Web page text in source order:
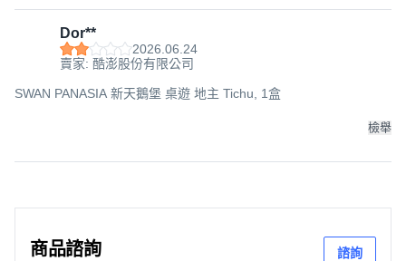
Dor**
2026.06.24
賣家: 酷澎股份有限公司
SWAN PANASIA 新天鵝堡 桌遊 地主 Tichu, 1盒
檢舉
商品諮詢 諮詢